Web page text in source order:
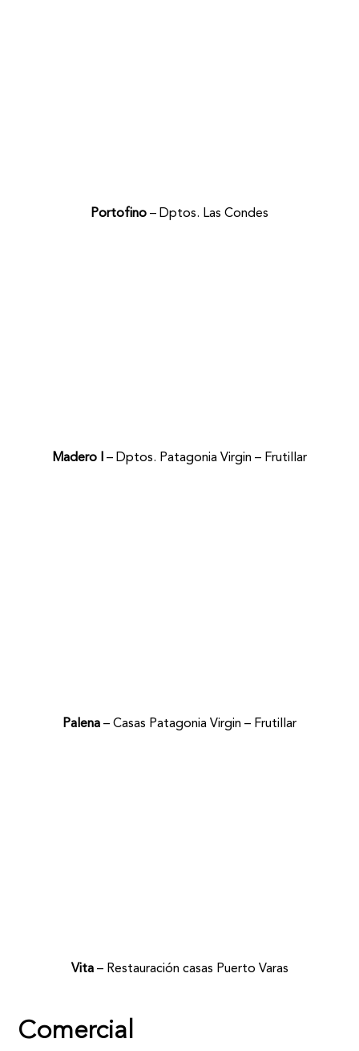
Portofino– Dptos. Las Condes
Madero I– Dptos. Patagonia Virgin – Frutillar
Palena– Casas Patagonia Virgin – Frutillar
Vita– Restauración casas Puerto Varas
Comercial